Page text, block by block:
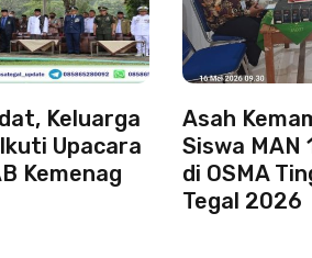
Keluarga
Upacara
Kemenag
Asah
Siswa MAN
di OSMA
Tegal 2026